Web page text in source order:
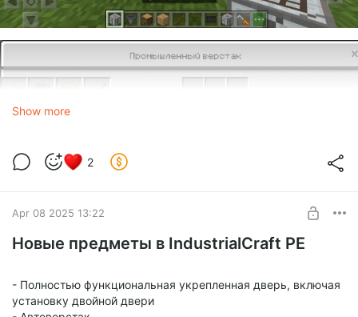
Show more
2
Apr 08 2025 13:22
Новые предметы в IndustrialCraft PE
- Полностью функциональная укрепленная дверь, включая
установку двойной двери